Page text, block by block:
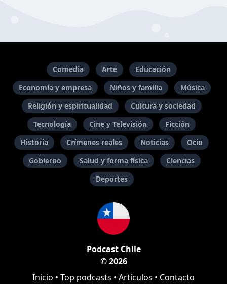
Comedia Arte
Educación
Economía y empresa
Niños y familia
Música
Religión y espiritualidad
Cultura y sociedad
Tecnología
Cine y Televisión
Ficción
Historia
Crímenes reales Noticias
Ocio
Gobierno
Salud y forma física
Ciencias
Deportes
Podcast Chile
© 2026
Inicio • Top podcasts • Artículos • Contacto